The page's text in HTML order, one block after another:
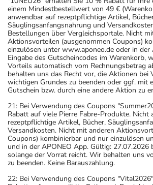
einem Mindestbestellwert von 49 €
anwendbar auf rezeptpflichtige Artikel,
Säuglingsanfangsnahrung und
Bestellungen über Vergleichsportale. Nicht
Aktionsvorteilen (ausgenommen Coupons)
einzulösen unter www.aponeo.de oder in der
Eingabe des Gutscheincodes im Warenkorb,
Vorteils automatisch vom Rechnungsbetrag
behalten uns das Recht vor, die Aktionen bei
wichtigen Grundes zu beenden oder ggf. mit
Gutschein bzw. durch eine andere Aktion zu
21: Bei Verwendung des Coupons
Rabatt auf viele Pierre Fabre-Produkte. Nicht
rezeptpflichtige Artikel, Bücher,
Versandkosten. Nicht mit anderen
Coupons) kombinierbar und nur einzulösen
und in der APONEO App. Gültig: 27.07.2026
solange der Vorrat reicht. Wir behalten uns
zu beenden. Keine Barauszahlung.
22: Bei Verwendung des Coupons